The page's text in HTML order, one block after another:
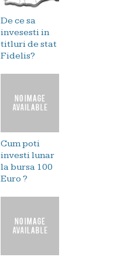
De ce sa
invesesti in
titluri de stat
Fidelis?
Cum poti
investi lunar
la bursa 100
Euro ?